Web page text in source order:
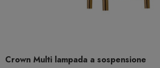
Crown Multi lampada a sospensione